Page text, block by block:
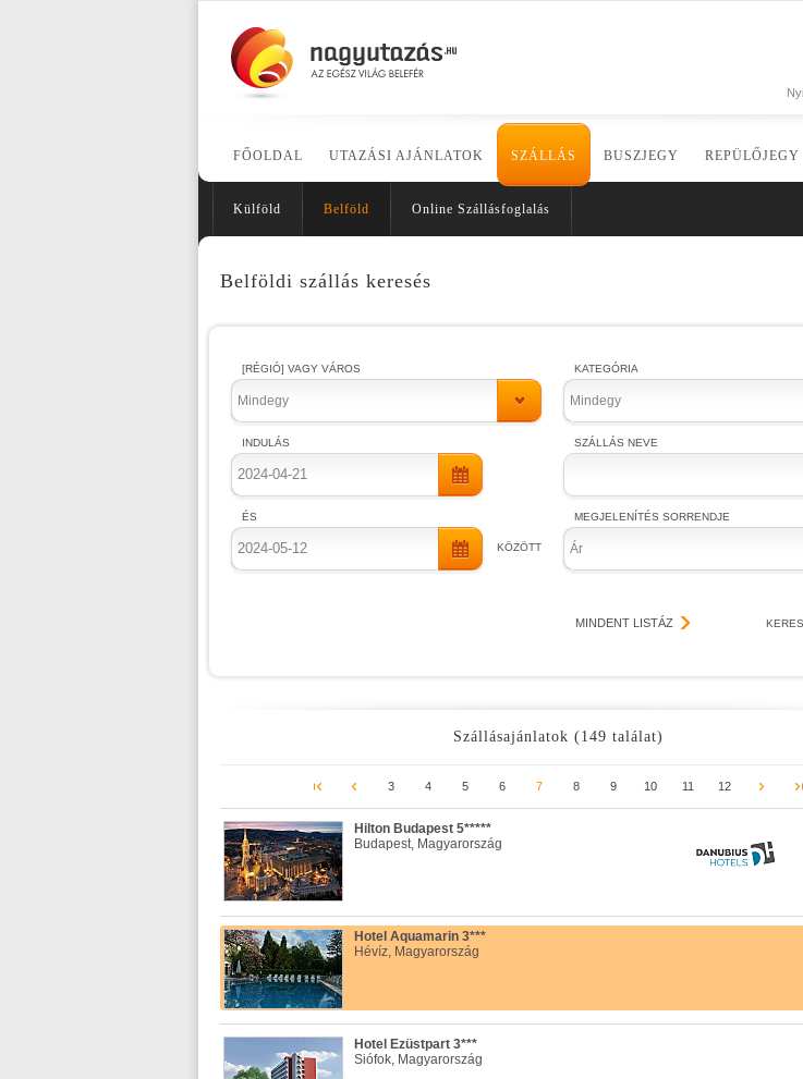
FŐOLDAL UTAZÁSI AJÁNLATOK SZÁLLÁS BUSZJEGY REPÜLŐJEGY
Külföld Belföld Online Szállásfoglalás
Belföldi szállás keresés
[RÉGIÓ] VAGY VÁROS
Mindegy
INDULÁS
ÉS
KÖZÖTT
KATEGÓRIA
Mindegy
SZÁLLÁS NEVE
MEGJELENÍTÉS SORRENDJE
Ár
MINDENT LISTÁZ
Szállásajánlatok (149 találat)
3 4 5 6 7 8 9 10 11 12
Hilton Budapest 5*****
Budapest, Magyarország
Hotel Aquamarin 3***
Hévíz, Magyarország
Hotel Ezüstpart 3***
Siófok, Magyarország